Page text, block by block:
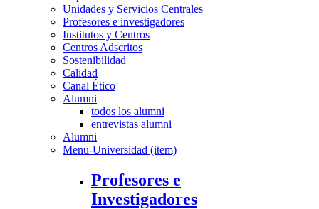
Unidades y Servicios Centrales
Profesores e investigadores
Institutos y Centros
Centros Adscritos
Sostenibilidad
Calidad
Canal Ético
Alumni
todos los alumni
entrevistas alumni
Alumni
Menu-Universidad (item)
Profesores e
Investigadores